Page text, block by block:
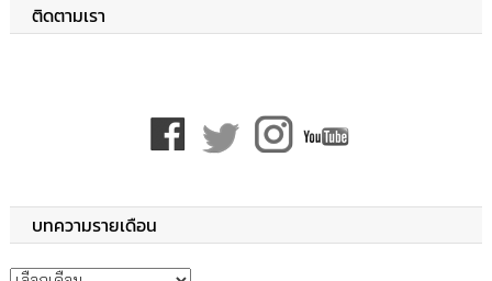
ติดตามเรา
บทความรายเดือน